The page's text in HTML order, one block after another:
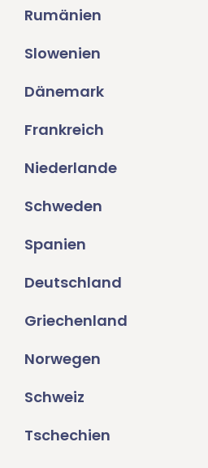
Rumänien
Slowenien
Dänemark
Frankreich
Niederlande
Schweden
Spanien
Deutschland
Griechenland
Norwegen
Schweiz
Tschechien